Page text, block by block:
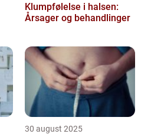
Klumpfølelse i halsen:
Årsager og behandlinger
30 august 2025